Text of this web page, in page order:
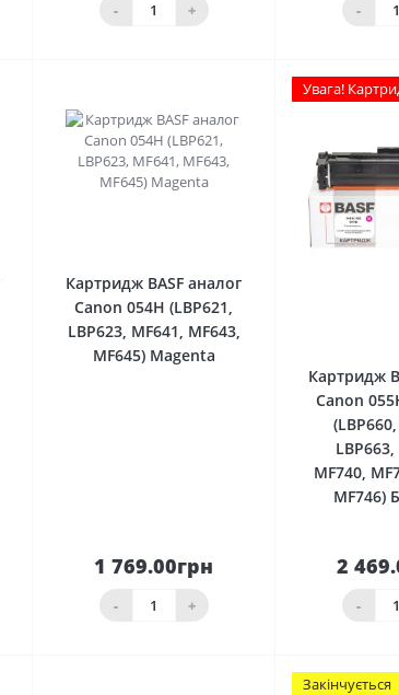
- + -
Картридж BASF аналог
Canon 054H (LBP621,
LBP623, MF641, MF643,
MF645) Magenta
1 769.00грн
- +
До
кошика
Увага!
Картридж
Canon
MF740,
MF746)
2
-
Закінчується